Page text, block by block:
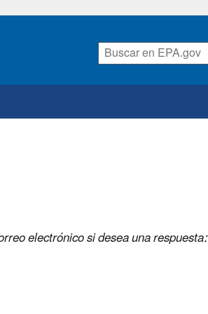
electrónico si desea una respuesta: